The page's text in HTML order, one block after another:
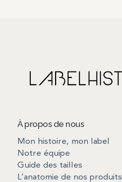
À propos de nous
Mon histoire, mon label
Notre équipe
Guide des tailles
L’anatomie de nos produits